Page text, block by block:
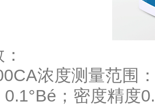
浓度测量范围
0.1°Bé；密度精度